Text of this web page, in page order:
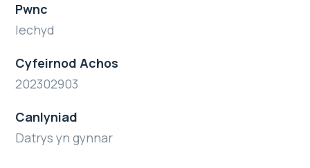
Pwnc
Iechyd
Cyfeirnod Achos
202302903
Canlyniad
Datrys yn gynnar